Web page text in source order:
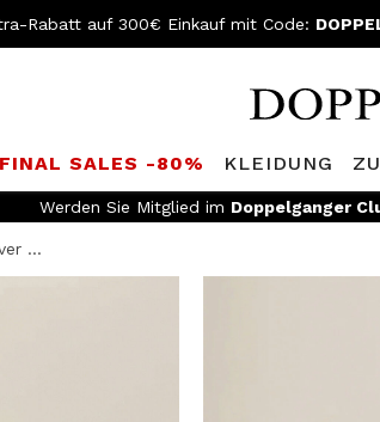
Rabatt auf 300€ Einkauf mit Code:
FINAL SALES -80% KLEIDUNG
...